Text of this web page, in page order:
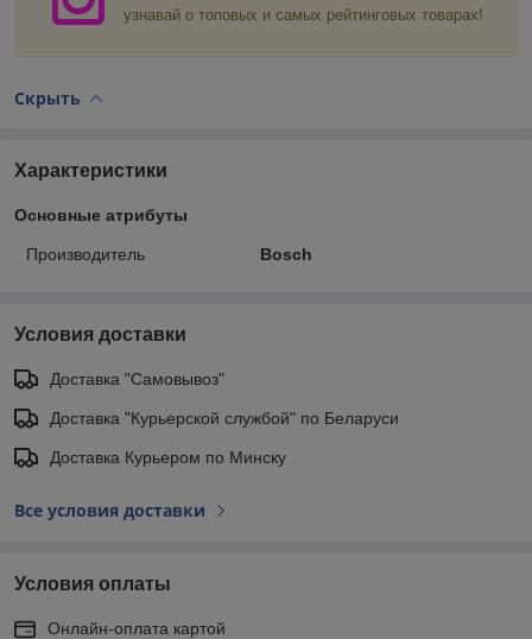
узнавай о топовых и самых рейтинговых товарах!
Скрыть
Характеристики
Основные атрибуты
Производитель Bosch
Условия доставки
Доставка "Самовывоз"
Доставка "Курьерской службой" по Беларуси
Доставка Курьером по Минску
Все условия доставки
Условия оплаты
Онлайн-оплата картой